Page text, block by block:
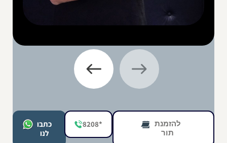
כתבו
לנו
*8208 להזמנת
תור